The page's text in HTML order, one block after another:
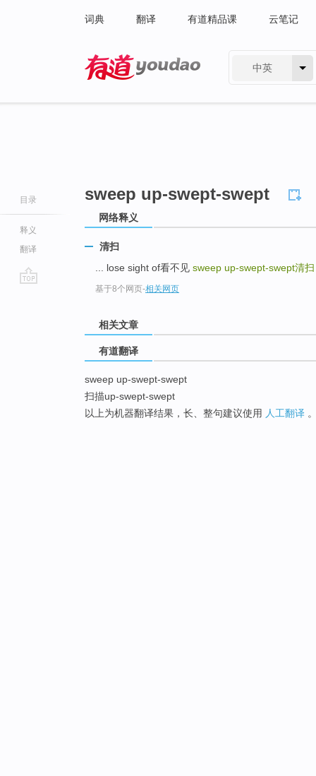
词典 翻译 有道精品课 云笔记
中英
目录
释义
翻译
sweep up-swept-swept
网络释义
清扫
... lose sight of看不见 sweep up-swept-swept清扫
基于8个网页-相关网页
相关文章
有道翻译
sweep up-swept-swept
扫描up-swept-swept
以上为机器翻译结果，长、整句建议使用 人工翻译